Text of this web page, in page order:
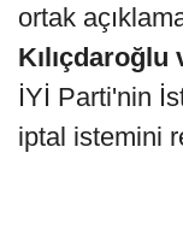
ortak
Kılıçdaroğlu
İYİ Parti'nin
iptal istemini